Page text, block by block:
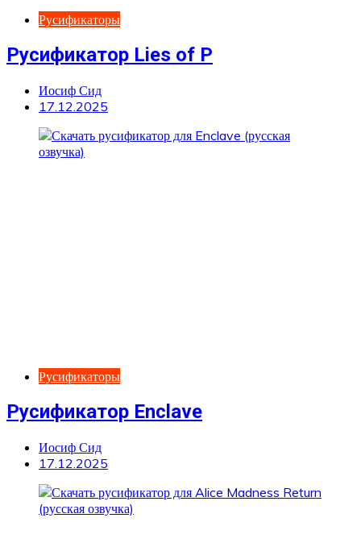
Русификаторы
Русификатор Lies of P
Иосиф Сид
17.12.2025
Русификаторы
Русификатор Enclave
Иосиф Сид
17.12.2025